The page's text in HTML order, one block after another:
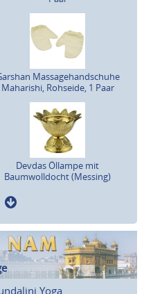
Massagehandschuhe
Maharishi, Rohseide, 1 Paar
Devdas Öllampe mit
Baumwolldocht (Messing)
Yoga